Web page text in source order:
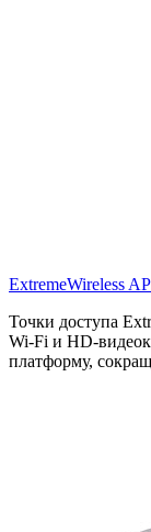
ExtremeWireless
Точки доступа
Wi-Fi и HD-
платформу,